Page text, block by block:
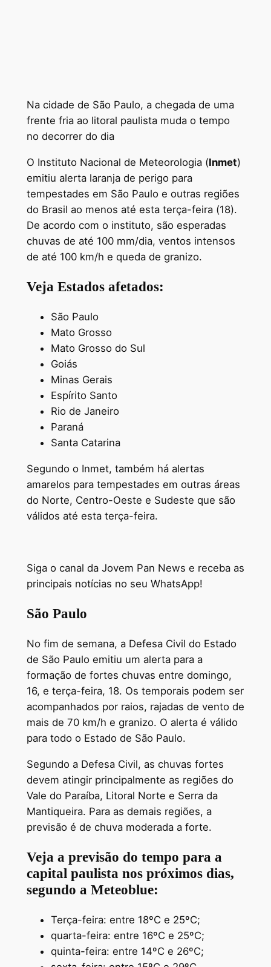
Na cidade de São Paulo, a chegada de uma
frente fria ao litoral paulista muda o tempo
no decorrer do dia
O Instituto Nacional de Meteorologia (Inmet)
emitiu alerta laranja de perigo para
tempestades em São Paulo e outras regiões
do Brasil ao menos até esta terça-feira (18).
De acordo com o instituto, são esperadas
chuvas de até 100 mm/dia, ventos intensos
de até 100 km/h e queda de granizo.
Veja Estados afetados:
São Paulo
Mato Grosso
Mato Grosso do Sul
Goiás
Minas Gerais
Espírito Santo
Rio de Janeiro
Paraná
Santa Catarina
Segundo o Inmet, também há alertas
amarelos para tempestades em outras áreas
do Norte, Centro-Oeste e Sudeste que são
válidos até esta terça-feira.
Siga o canal da Jovem Pan News e receba as
principais notícias no seu WhatsApp!
São Paulo
No fim de semana, a Defesa Civil do Estado
de São Paulo emitiu um alerta para a
formação de fortes chuvas entre domingo,
16, e terça-feira, 18. Os temporais podem ser
acompanhados por raios, rajadas de vento de
mais de 70 km/h e granizo. O alerta é válido
para todo o Estado de São Paulo.
Segundo a Defesa Civil, as chuvas fortes
devem atingir principalmente as regiões do
Vale do Paraíba, Litoral Norte e Serra da
Mantiqueira. Para as demais regiões, a
previsão é de chuva moderada a forte.
Veja a previsão do tempo para a
capital paulista nos próximos dias,
segundo a Meteoblue:
Terça-feira: entre 18ºC e 25ºC;
quarta-feira: entre 16ºC e 25ºC;
quinta-feira: entre 14ºC e 26ºC;